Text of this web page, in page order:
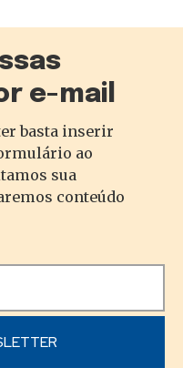
e-mail
basta inserir
ao
sua
conteúdo